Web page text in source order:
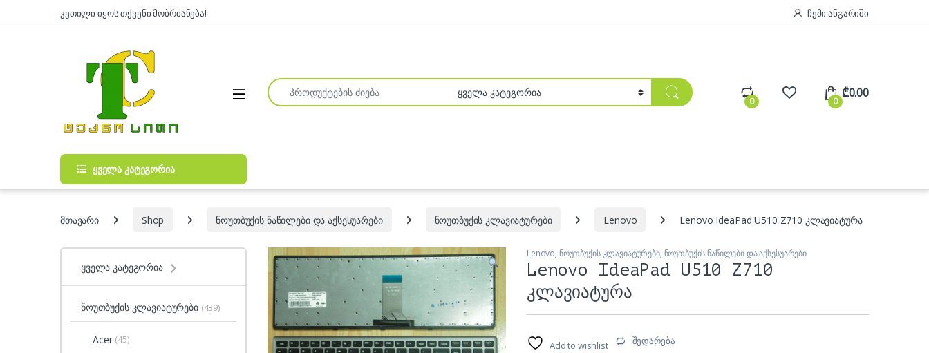
კეთილი იყოს თქვენი მობრძანება! ჩემი ანგარიში
Open
Search for:
0 0
₾0.00
ყველა კატეგორია
მთავარი Shop ნოუთბუქის ნაწილები და აქსესუარები ნოუთბუქის კლავიატურები Lenovo Lenovo IdeaPad U510 Z710 კლავიატურა
Lenovo, ნოუთბუქის კლავიატურები, ნოუთბუქის ნაწილები და აქსესუარები
Lenovo IdeaPad U510 Z710
კლავიატურა
Add to wishlist შედარება
ყველა კატეგორია
ნოუთბუქის კლავიატურები (439)
Acer (45)